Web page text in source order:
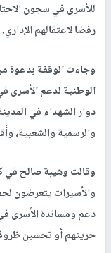
للأسرى في سجون
رفضا لاعتقالهم الإداري.
وجاءت الوقفة بدعوة من
الوطنية لدعم الأسرى
دوار الشهداء في
والرسمية والشعبية،
وقالت وهيبة صالح في
والأسيرات يتعرضون
دعم ومساندة الأسرى
حريتهم أو تحسين